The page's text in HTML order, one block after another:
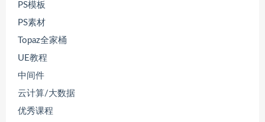
PS模板
PS素材
Topaz全家桶
UE教程
中间件
云计算/大数据
优秀课程